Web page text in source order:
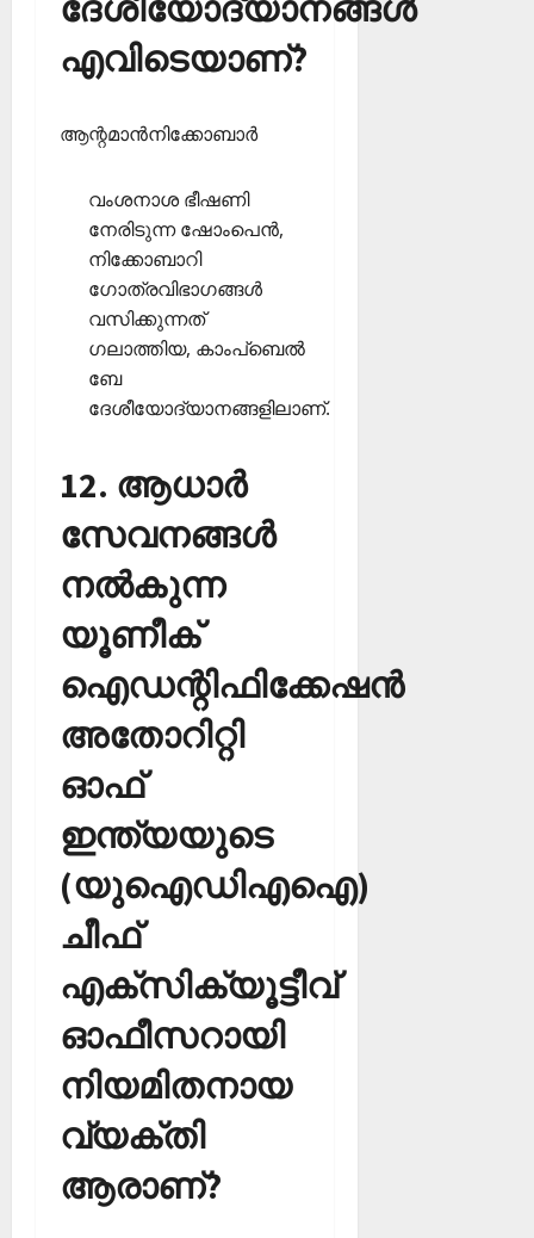
എവിടെയാണ്?
ആന്റമാന്‍നിക്കോബാര്‍
വംശനാശ ഭീഷണി
നേരിടുന്ന ഷോംപെന്‍,
നിക്കോബാറി
ഗോത്രവിഭാഗങ്ങള്‍
വസിക്കുന്നത്
ഗലാത്തിയ, കാംപ്‌ബെല്‍
ബേ
ദേശീയോദ്യാനങ്ങളിലാണ്.
12. ആധാര്‍
സേവനങ്ങള്‍
നല്‍കുന്ന
യൂണീക്
ഐഡന്റിഫിക്കേഷന്‍
അതോറിറ്റി
ഓഫ്
ഇന്ത്യയുടെ
(യുഐഡിഎഐ)
ചീഫ്
എക്‌സിക്യൂട്ടീവ്
ഓഫീസറായി
നിയമിതനായ
വ്യക്തി
ആരാണ്?